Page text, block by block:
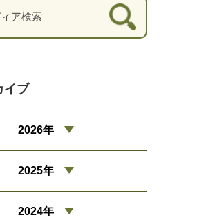
イブ
2026年
2025年
2024年